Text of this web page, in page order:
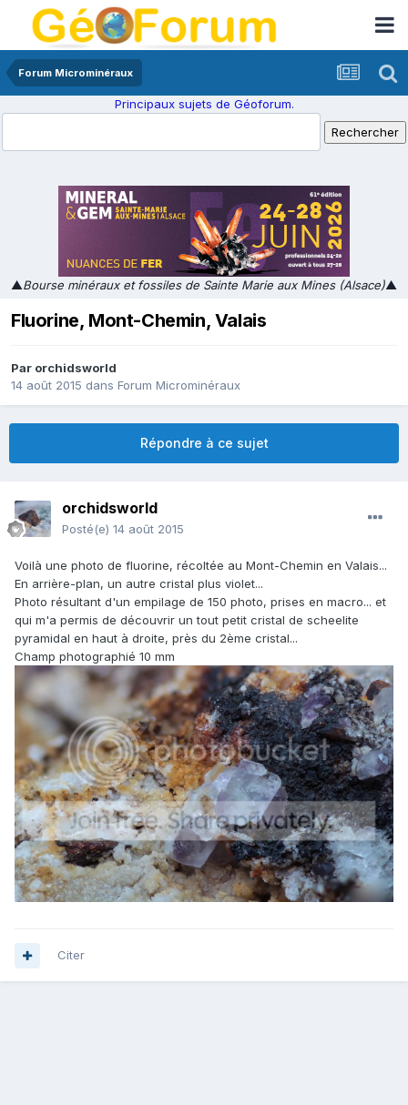
Forum Microminéraux
Principaux sujets de Géoforum.
▲Bourse minéraux et fossiles de Sainte Marie aux Mines (Alsace)▲
Fluorine, Mont-Chemin, Valais
Par orchidsworld
14 août 2015 dans Forum Microminéraux
Répondre à ce sujet
orchidsworld
Posté(e) 14 août 2015
Voilà une photo de fluorine, récoltée au Mont-Chemin en Valais...
En arrière-plan, un autre cristal plus violet...
Photo résultant d'un empilage de 150 photo, prises en macro... et
qui m'a permis de découvrir un tout petit cristal de scheelite
pyramidal en haut à droite, près du 2ème cristal...
Champ photographié 10 mm
Citer